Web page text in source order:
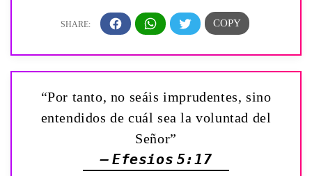
“Por tanto, no seáis imprudentes, sino
entendidos de cuál sea la voluntad del
Señor”
— Efesios 5:17